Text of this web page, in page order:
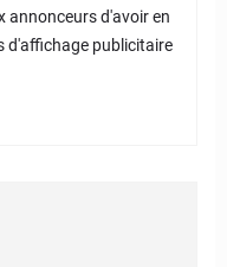
annonceurs d'avoir en
d'affichage publicitaire